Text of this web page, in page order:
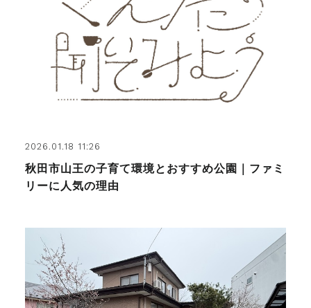
2026.01.18 11:26
秋田市山王の子育て環境とおすすめ公園｜ファミ
リーに人気の理由